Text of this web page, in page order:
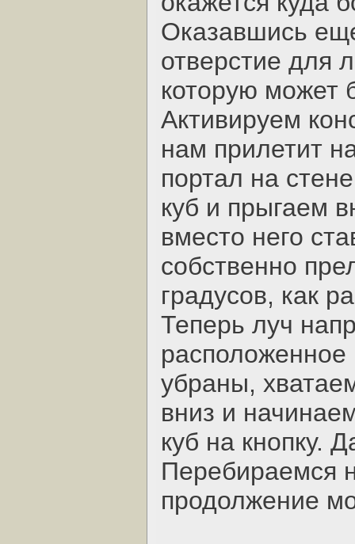
Оказавшись
отверстие для
которую может
Активируем
нам прилетит
портал на
куб и прыгаем
вместо него
собственно
градусов, как
Теперь луч
расположенное
убраны,
вниз и
куб на кнопку.
Перебираемся
продолжение